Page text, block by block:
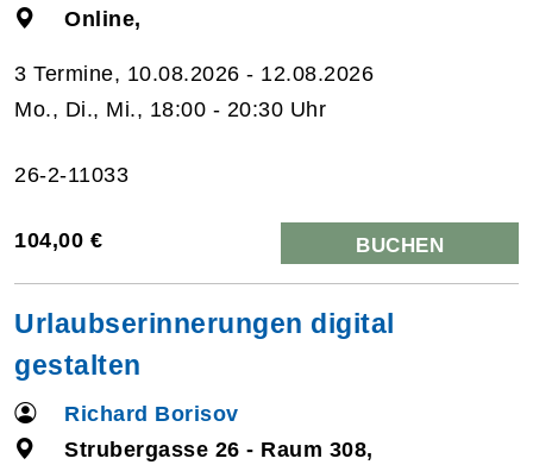
Online,
3 Termine, 10.08.2026 - 12.08.2026
Mo., Di., Mi., 18:00 - 20:30 Uhr
26-2-11033
104,00 € BUCHEN
Urlaubserinnerungen digital
gestalten
Richard Borisov
Strubergasse 26 - Raum 308,